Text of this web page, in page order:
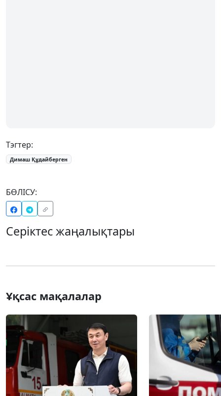
Тэгтер:
Димаш Құдайберген
БӨЛІСУ:
Серіктес жаңалықтары
Ұқсас мақалалар